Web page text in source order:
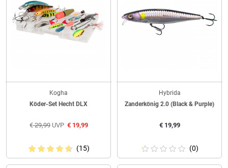
Kogha
Köder-Set Hecht DLX
€29,99UVP €19,99
(15)
Hybrida
Zanderkönig 2.0 (Black & Purple)
€19,99
(0)